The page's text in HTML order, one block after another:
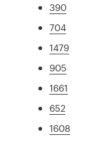
390
704
1479
905
1661
652
1608